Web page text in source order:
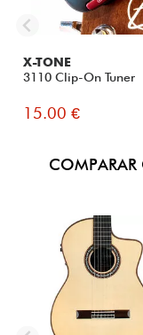
X-TONE
3110 Clip-On Tuner
15.00 €
COMPARAR